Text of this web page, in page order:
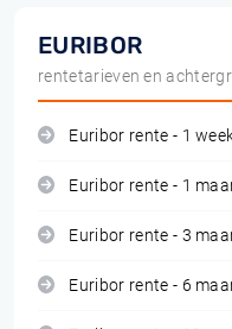
EURIBOR
rentetarieven en
Euribor rente - 1
Euribor rente - 1
Euribor rente - 3
Euribor rente - 6